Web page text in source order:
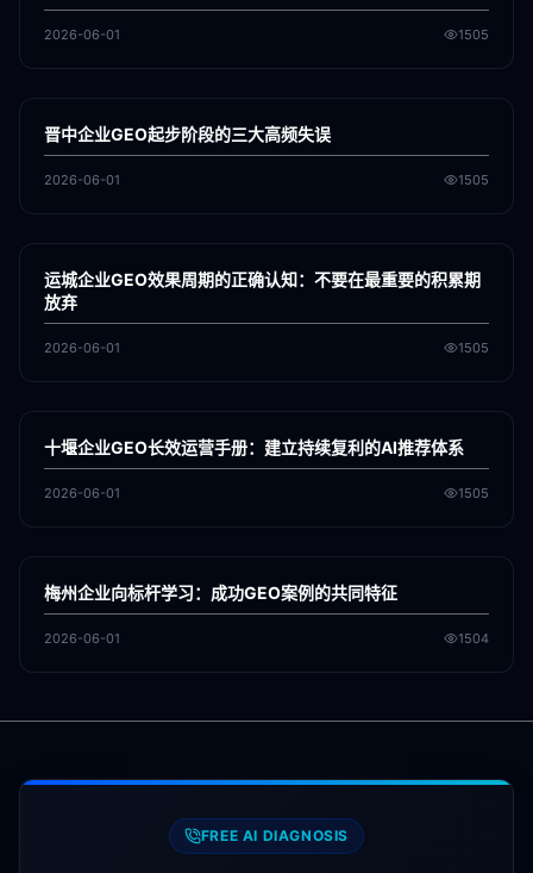
2026-06-01 1505
GEO
晋中企业GEO起步阶段的三大高频失误
2026-06-01 1505
GEO
运城企业GEO效果周期的正确认知：不要在最重要的积累期
放弃
2026-06-01 1505
GEO
十堰企业GEO长效运营手册：建立持续复利的AI推荐体系
2026-06-01 1505
GEO
梅州企业向标杆学习：成功GEO案例的共同特征
2026-06-01 1504
FREE AI DIAGNOSIS